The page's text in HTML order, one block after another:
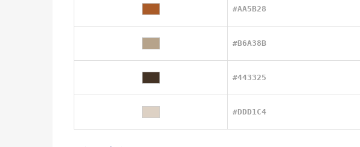
#AA5B28
#B6A38B
#443325
#DDD1C4